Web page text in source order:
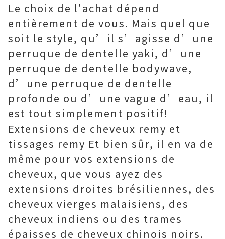
Le choix de l'achat dépend
entièrement de vous. Mais quel que
soit le style, qu’il s’agisse d’une
perruque de dentelle yaki, d’une
perruque de dentelle bodywave,
d’une perruque de dentelle
profonde ou d’une vague d’eau, il
est tout simplement positif!
Extensions de cheveux remy et
tissages remy Et bien sûr, il en va de
même pour vos extensions de
cheveux, que vous ayez des
extensions droites brésiliennes, des
cheveux vierges malaisiens, des
cheveux indiens ou des trames
épaisses de cheveux chinois noirs.